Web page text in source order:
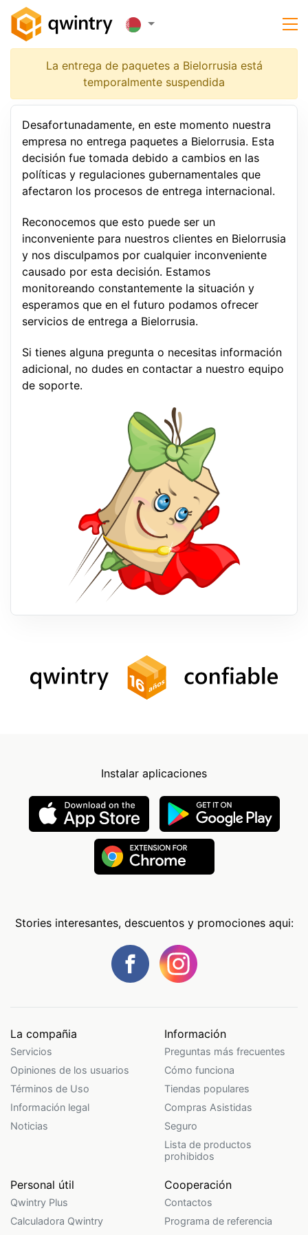
La entrega de paquetes a Bielorrusia está
temporalmente suspendida
Desafortunadamente, en este momento nuestra
empresa no entrega paquetes a Bielorrusia. Esta
decisión fue tomada debido a cambios en las
políticas y regulaciones gubernamentales que
afectaron los procesos de entrega internacional.
Reconocemos que esto puede ser un
inconveniente para nuestros clientes en Bielorrusia
y nos disculpamos por cualquier inconveniente
causado por esta decisión. Estamos
monitoreando constantemente la situación y
esperamos que en el futuro podamos ofrecer
servicios de entrega a Bielorrusia.
Si tienes alguna pregunta o necesitas información
adicional, no dudes en contactar a nuestro equipo
de soporte.
Instalar aplicaciones
Stories interesantes, descuentos y promociones aqui:
La compañia
Servicios
Opiniones de los usuarios
Términos de Uso
Información legal
Noticias
Información
Preguntas más frecuentes
Cómo funciona
Tiendas populares
Compras Asistidas
Seguro
Lista de productos
prohibidos
Personal útil
Qwintry Plus
Calculadora Qwintry
Cooperación
Contactos
Programa de referencia